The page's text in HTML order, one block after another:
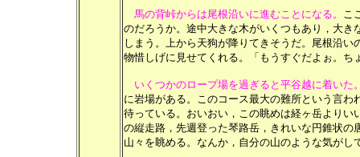
馬の背峠からは尾根沿いに進むことになる。 こ
のだろうか。途中大きな木がいくつもあり，大
しまう。上から天狗が降りてきそうだ。尾根沿
物惜しげに見せてくれる。「もうすぐだよぉ。ち
いくつかのロープ場を過ぎると平谷越に着いた
に岩場がある。このコース最大の難所という言
待っている。おいおい，この眺めは経ヶ岳より
の縦走路，先週登った琴路岳，きれいな円錐状
山々を眺める。なんか，自分の山のような気がし